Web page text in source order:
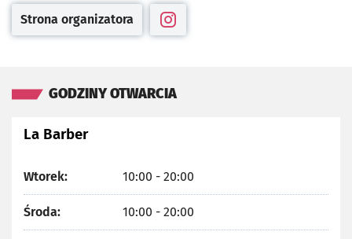
Otwiera się w nowej karcie
Strona organizatora
Otwiera się w nowej karcie
GODZINY OTWARCIA
La Barber
Wtorek: 10:00 - 20:00
Środa: 10:00 - 20:00